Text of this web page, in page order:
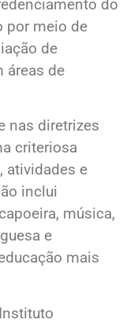
do
por meio de
de
áreas de
nas diretrizes
criteriosa
atividades e
inclui
música,
e
mais